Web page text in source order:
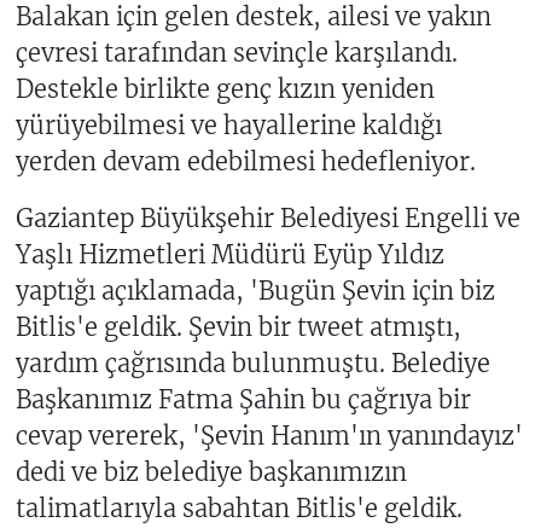
Balakan için gelen destek, ailesi ve yakın
çevresi tarafından sevinçle karşılandı.
Destekle birlikte genç kızın yeniden
yürüyebilmesi ve hayallerine kaldığı
yerden devam edebilmesi hedefleniyor.
Gaziantep Büyükşehir Belediyesi Engelli ve
Yaşlı Hizmetleri Müdürü Eyüp Yıldız
yaptığı açıklamada, 'Bugün Şevin için biz
Bitlis'e geldik. Şevin bir tweet atmıştı,
yardım çağrısında bulunmuştu. Belediye
Başkanımız Fatma Şahin bu çağrıya bir
cevap vererek, 'Şevin Hanım'ın yanındayız'
dedi ve biz belediye başkanımızın
talimatlarıyla sabahtan Bitlis'e geldik.